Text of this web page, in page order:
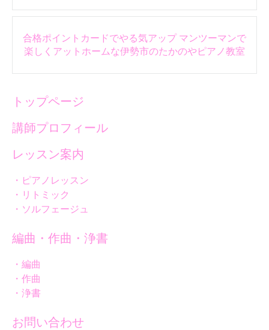
合格ポイントカードでやる気アップ マンツーマンで
楽しくアットホームな伊勢市のたかのやピアノ教室
トップページ
講師プロフィール
レッスン案内
・ピアノレッスン
・リトミック
・ソルフェージュ
編曲・作曲・浄書
・編曲
・作曲
・浄書
お問い合わせ